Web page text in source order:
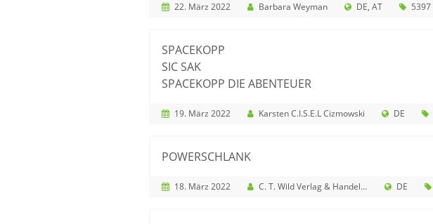
22. März 2022 Barbara Weyman DE AT 5397
SPACEKOPP
SIC SAK
SPACEKOPP DIE ABENTEUER
19. März 2022 Karsten C.I.S.E.L Cizmowski DE
POWERSCHLANK
18. März 2022 C. T. Wild Verlag & Handel GmbH DE